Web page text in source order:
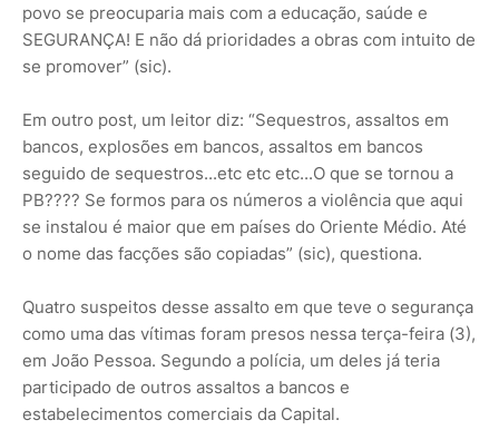
povo se preocuparia mais com a educação, saúde e
SEGURANÇA! E não dá prioridades a obras com intuito de
se promover” (sic).
Em outro post, um leitor diz: “Sequestros, assaltos em
bancos, explosões em bancos, assaltos em bancos
seguido de sequestros...etc etc etc...O que se tornou a
PB???? Se formos para os números a violência que aqui
se instalou é maior que em países do Oriente Médio. Até
o nome das facções são copiadas” (sic), questiona.
Quatro suspeitos desse assalto em que teve o segurança
como uma das vítimas foram presos nessa terça-feira (3),
em João Pessoa. Segundo a polícia, um deles já teria
participado de outros assaltos a bancos e
estabelecimentos comerciais da Capital.